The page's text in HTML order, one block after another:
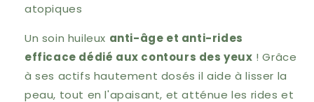
atopiques
Un soin huileux anti-âge et anti-rides
efficace dédié aux contours des yeux ! Grâce
à ses actifs hautement dosés il aide à lisser la
peau, tout en l'apaisant, et atténue les rides et